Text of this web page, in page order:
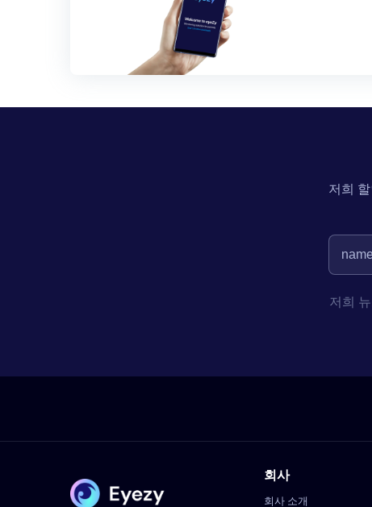
저희
저희
회사
회사 소개